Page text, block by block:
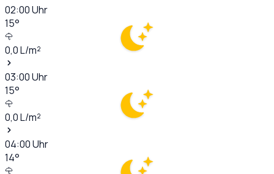
02:00Uhr
15°
0,0L/m²
03:00Uhr
15°
0,0L/m²
04:00Uhr
14°